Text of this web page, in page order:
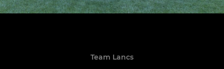
Team Lancs